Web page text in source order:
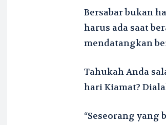
Bersabar bukan
harus ada saat
mendatangkan
Tahukah Anda
hari Kiamat?
“Seseorang